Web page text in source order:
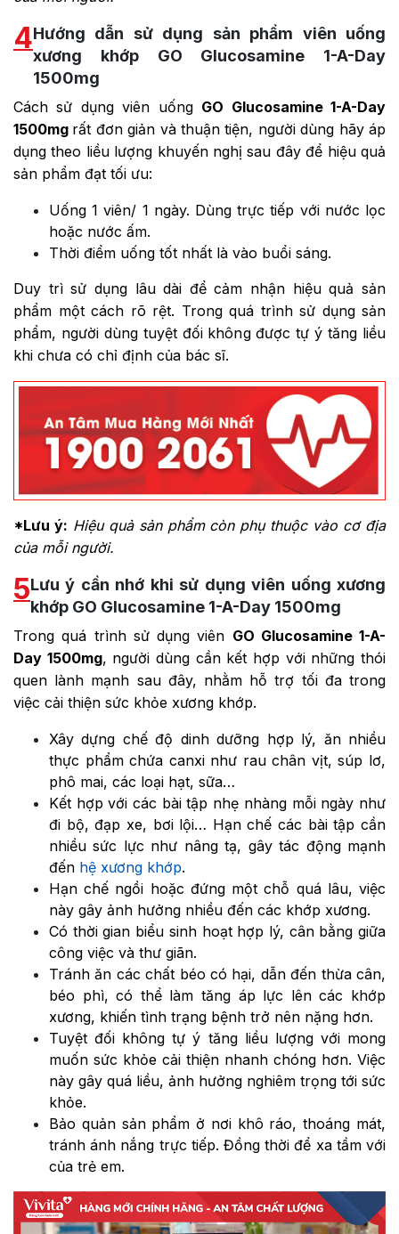
4Hướng dẫn sử dụng sản phẩm viên uống
xương khớp GO Glucosamine 1-A-Day
1500mg
Cách sử dụng viên uống GO Glucosamine 1-A-Day
1500mg rất đơn giản và thuận tiện, người dùng hãy áp
dụng theo liều lượng khuyến nghị sau đây để hiệu quả
sản phẩm đạt tối ưu:
Uống 1 viên/ 1 ngày. Dùng trực tiếp với nước lọc
hoặc nước ấm.
Thời điểm uống tốt nhất là vào buổi sáng.
Duy trì sử dụng lâu dài để cảm nhận hiệu quả sản
phẩm một cách rõ rệt. Trong quá trình sử dụng sản
phẩm, người dùng tuyệt đối không được tự ý tăng liều
khi chưa có chỉ định của bác sĩ.
*Lưu ý: Hiệu quả sản phẩm còn phụ thuộc vào cơ địa
của mỗi người.
5Lưu ý cần nhớ khi sử dụng viên uống xương
khớp GO Glucosamine 1-A-Day 1500mg
Trong quá trình sử dụng viên GO Glucosamine 1-A-
Day 1500mg, người dùng cần kết hợp với những thói
quen lành mạnh sau đây, nhằm hỗ trợ tối đa trong
việc cải thiện sức khỏe xương khớp.
Xây dựng chế độ dinh dưỡng hợp lý, ăn nhiều
thực phẩm chứa canxi như rau chân vịt, súp lơ,
phô mai, các loại hạt, sữa…
Kết hợp với các bài tập nhẹ nhàng mỗi ngày như
đi bộ, đạp xe, bơi lội… Hạn chế các bài tập cần
nhiều sức lực như nâng tạ, gây tác động mạnh
đến hệ xương khớp.
Hạn chế ngồi hoặc đứng một chỗ quá lâu, việc
này gây ảnh hưởng nhiều đến các khớp xương.
Có thời gian biểu sinh hoạt hợp lý, cân bằng giữa
công việc và thư giãn.
Tránh ăn các chất béo có hại, dẫn đến thừa cân,
béo phì, có thể làm tăng áp lực lên các khớp
xương, khiến tình trạng bệnh trở nên nặng hơn.
Tuyệt đối không tự ý tăng liều lượng với mong
muốn sức khỏe cải thiện nhanh chóng hơn. Việc
này gây quá liều, ảnh hưởng nghiêm trọng tới sức
khỏe.
Bảo quản sản phẩm ở nơi khô ráo, thoáng mát,
tránh ánh nắng trực tiếp. Đồng thời để xa tầm với
của trẻ em.